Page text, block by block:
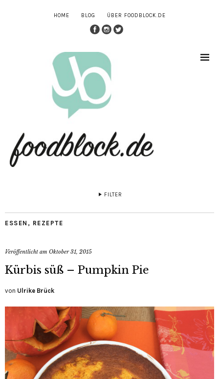
HOME BLOG ÜBER FOODBLOCK.DE
FILTER
ESSEN , REZEPTE
Veröffentlicht am Oktober 31, 2015
Kürbis süß – Pumpkin Pie
von Ulrike Brück